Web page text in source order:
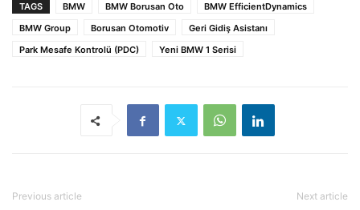
TAGS BMW BMW Borusan Oto
BMW EfficientDynamics
BMW Group
Borusan Otomotiv
Geri Gidiş Asistanı
Park Mesafe Kontrolü (PDC)
Yeni BMW 1 Serisi
Previous article Next article